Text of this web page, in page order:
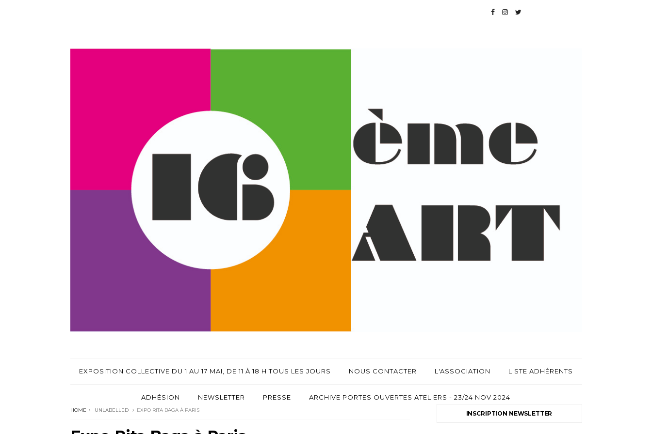
EXPOSITION COLLECTIVE DU 1 AU 17 MAI, DE 11 À 18 H TOUS LES JOURS NOUS CONTACTER L'ASSOCIATION LISTE ADHÉRENTS
ADHÉSION NEWSLETTER PRESSE ARCHIVE PORTES OUVERTES ATELIERS - 23/24 NOV 2024
HOME UNLABELLED EXPO RITA BAGA À PARIS INSCRIPTION NEWSLETTER